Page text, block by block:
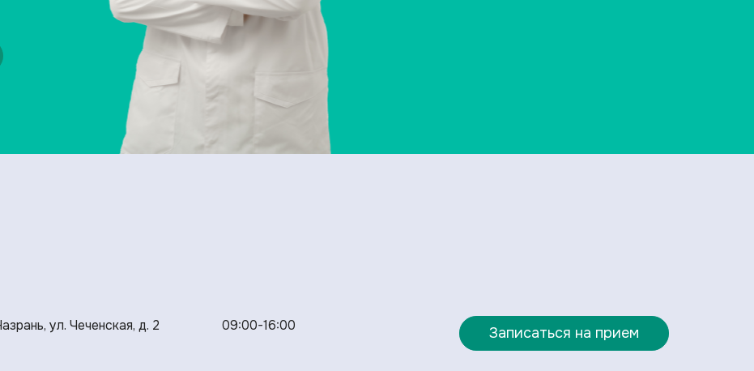
ул. Чеченская, д. 2 09:00-16:00 Записаться на прием